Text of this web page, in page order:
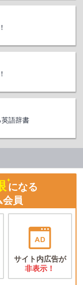
語辞書
になる
員
サイト内広告が
非表示！